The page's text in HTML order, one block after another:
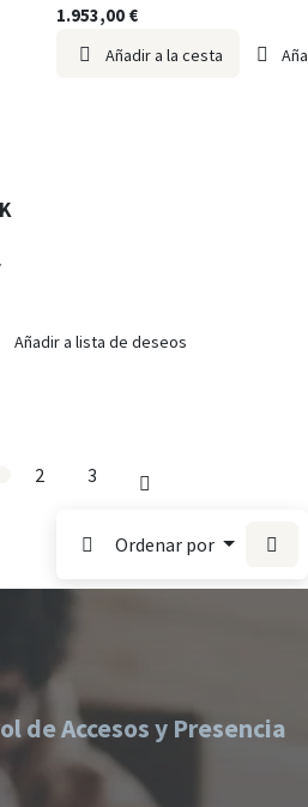
1.953,00€
Añadir a la cesta
Añadir a lista de deseos
2 3
Ordenar por
de Accesos y Presencia